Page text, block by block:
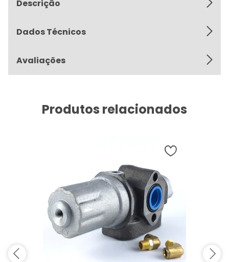
Descrição
Dados Técnicos
Avaliações
Produtos relacionados